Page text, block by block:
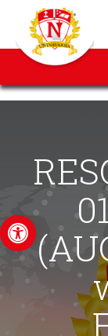
Open
RESOLUTION No.